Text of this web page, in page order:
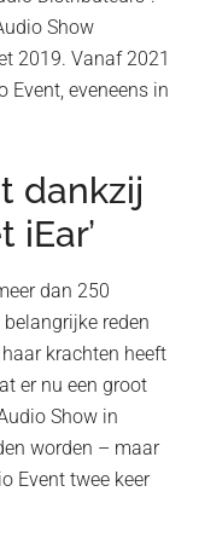
Show
2019. Vanaf 2021
Event, eveneens in
dankzij
dan 250
reden
krachten heeft
er nu een groot
Show in
worden – maar
Event twee keer